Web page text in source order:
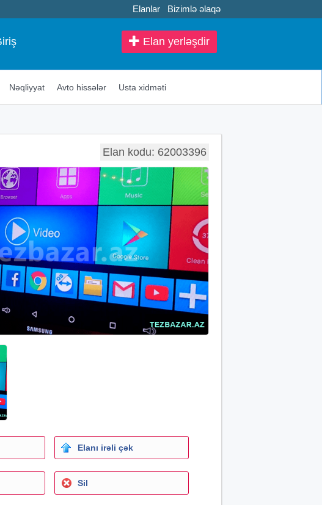
Elanlar Bizimlə əlaqə
Elan yerləşdir
Nəqliyyat Avto hissələr Usta xidməti
Elan kodu: 62003396
Elanı irəli çək
Sil